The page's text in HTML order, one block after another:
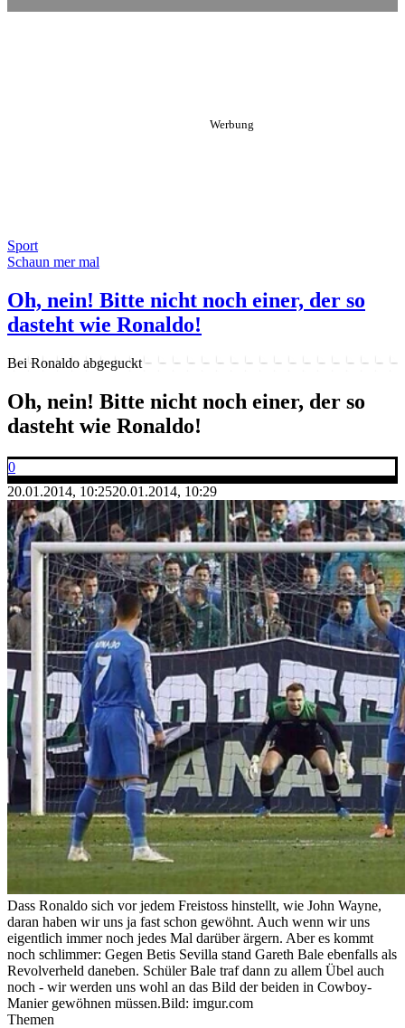
Sport
Schaun mer mal
Oh, nein! Bitte nicht noch einer, der so
dasteht wie Ronaldo!
Bei Ronaldo abgeguckt
Oh, nein! Bitte nicht noch einer, der so
dasteht wie Ronaldo!
0
20.01.2014, 10:2520.01.2014, 10:29
Dass Ronaldo sich vor jedem Freistoss hinstellt, wie John Wayne,
daran haben wir uns ja fast schon gewöhnt. Auch wenn wir uns
eigentlich immer noch jedes Mal darüber ärgern. Aber es kommt
noch schlimmer: Gegen Betis Sevilla stand Gareth Bale ebenfalls als
Revolverheld daneben. Schüler Bale traf dann zu allem Übel auch
noch - wir werden uns wohl an das Bild der beiden in Cowboy-
Manier gewöhnen müssen.Bild: imgur.com
Themen